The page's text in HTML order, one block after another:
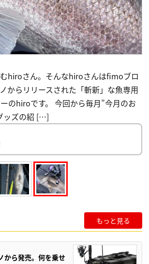
hiroさん。そんなhiroさんはfimoブロ
からリリースされた「斬新」な魚専用
のhiroです。 今回から毎月”今月のお
ッズの紹 […]
もっと見る
から発売。何を乗せ